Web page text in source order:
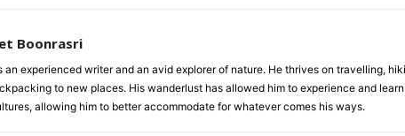
Boonrasri
an experienced writer and an avid explorer of nature. He thrives on travelling,
to new places. His wanderlust has allowed him to experience and
allowing him to better accommodate for whatever comes his ways.